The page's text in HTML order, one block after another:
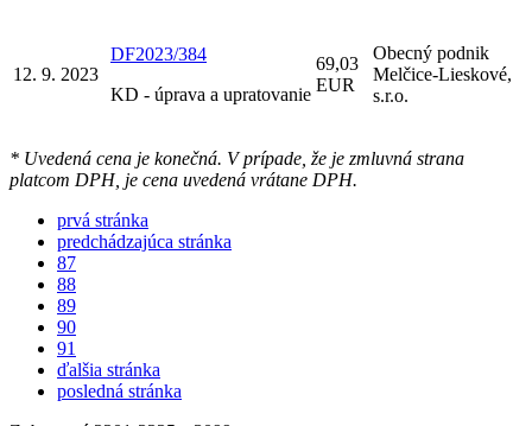
12. 9. 2023
DF2023/384
KD - úprava a upratovanie
69,03
EUR
Obecný podnik
Melčice-Lieskové,
s.r.o.
* Uvedená cena je konečná. V prípade, že je zmluvná strana
platcom DPH, je cena uvedená vrátane DPH.
prvá stránka
predchádzajúca stránka
87
88
89
90
91
ďalšia stránka
posledná stránka